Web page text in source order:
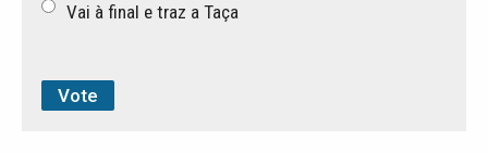
Vai à final e traz a Taça